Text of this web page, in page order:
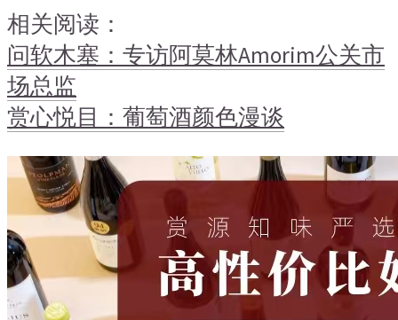
相关阅读：
问软木塞：专访阿莫林Amorim公关市
场总监
赏心悦目：葡萄酒颜色漫谈